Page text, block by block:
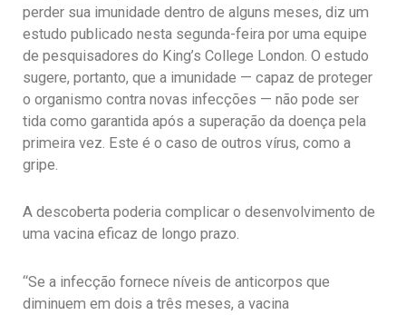
perder sua imunidade dentro de alguns meses, diz um
estudo publicado nesta segunda-feira por uma equipe
de pesquisadores do King’s College London. O estudo
sugere, portanto, que a imunidade — capaz de proteger
o organismo contra novas infecções — não pode ser
tida como garantida após a superação da doença pela
primeira vez. Este é o caso de outros vírus, como a
gripe.
A descoberta poderia complicar o desenvolvimento de
uma vacina eficaz de longo prazo.
“Se a infecção fornece níveis de anticorpos que
diminuem em dois a três meses, a vacina